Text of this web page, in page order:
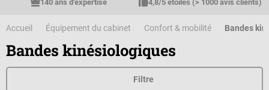
140 ans d'expertise 4,8/5 étoiles (> 1000 avis clients)
Accueil Équipement du cabinet Confort & mobilité Bandes
Bandes kinésiologiques
Filtre